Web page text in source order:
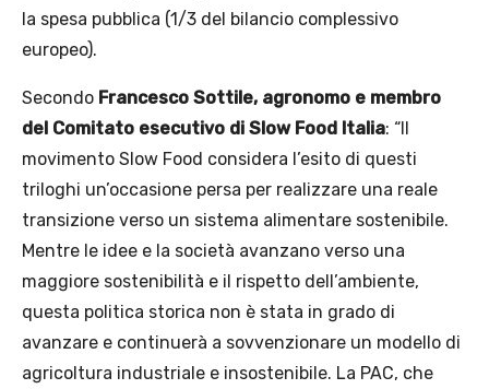
la spesa pubblica (1/3 del bilancio complessivo
europeo).
Secondo Francesco Sottile, agronomo e membro
del Comitato esecutivo di Slow Food Italia: “Il
movimento Slow Food considera l’esito di questi
triloghi un’occasione persa per realizzare una reale
transizione verso un sistema alimentare sostenibile.
Mentre le idee e la società avanzano verso una
maggiore sostenibilità e il rispetto dell’ambiente,
questa politica storica non è stata in grado di
avanzare e continuerà a sovvenzionare un modello di
agricoltura industriale e insostenibile. La PAC, che